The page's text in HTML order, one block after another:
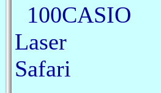
100CASIO
Laser
Safari